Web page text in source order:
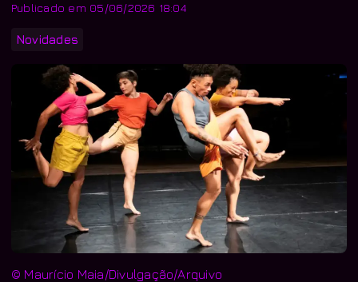
Publicado em 05/06/2026 18:04
Novidades
© Maurício Maia/Divulgação/Arquivo